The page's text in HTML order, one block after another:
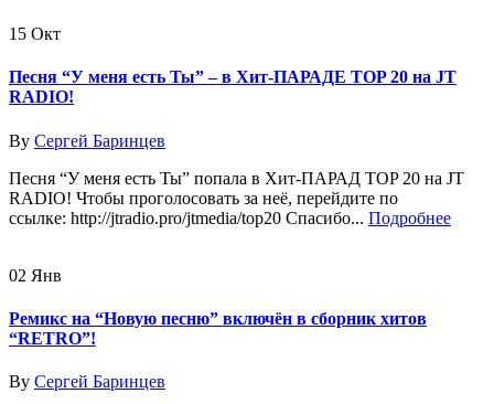
15 Окт
Песня “У меня есть Ты” – в Хит-ПАРАДЕ TOP 20 на JT
RADIO!
By Сергей Баринцев
Песня “У меня есть Ты” попала в Хит-ПАРАД TOP 20 на JT
RADIO! Чтобы проголосовать за неё, перейдите по
ссылке: http://jtradio.pro/jtmedia/top20 Спасибо... Подробнее
02 Янв
Ремикс на “Новую песню” включён в сборник хитов
“RETRO”!
By Сергей Баринцев